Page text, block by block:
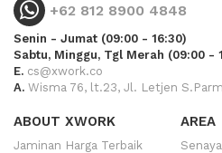
+62 812 8900 4848
Senin - Jumat (09:00 - 16:30)
Sabtu, Minggu, Tgl Merah (09:00 -
E. cs@xwork.co
A. Wisma 76, lt.23, Jl. Letjen
ABOUT XWORK
Jaminan Harga Terbaik
AREA